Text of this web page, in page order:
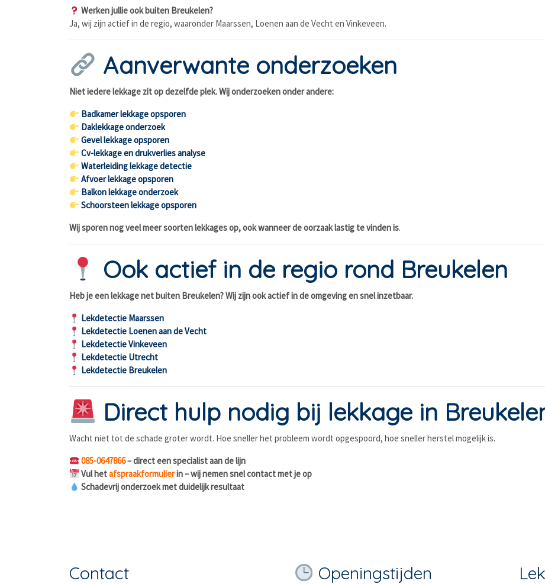
Werken jullie ook buiten Breukelen?
Ja, wij zijn actief in de regio, waaronder Maarssen, Loenen aan de Vecht en Vinkeveen.
Aanverwante onderzoeken
Niet iedere lekkage zit op dezelfde plek. Wij onderzoeken onder andere:
Badkamer lekkage opsporen
Daklekkage onderzoek
Gevel lekkage opsporen
Cv-lekkage en drukverlies analyse
Waterleiding lekkage detectie
Afvoer lekkage opsporen
Balkon lekkage onderzoek
Schoorsteen lekkage opsporen
Wij sporen nog veel meer soorten lekkages op, ook wanneer de oorzaak lastig te vinden is.
Ook actief in de regio rond Breukelen
Heb je een lekkage net buiten Breukelen? Wij zijn ook actief in de omgeving en snel inzetbaar.
Lekdetectie Maarssen
Lekdetectie Loenen aan de Vecht
Lekdetectie Vinkeveen
Lekdetectie Utrecht
Lekdetectie Breukelen
Direct hulp nodig bij lekkage in
Wacht niet tot de schade groter wordt. Hoe sneller het probleem wordt opgespoord, hoe sneller herstel mogelijk is.
085-0647866– direct een specialist aan de lijn
Vul hetafspraakformulierin – wij nemen snel contact met je op
Schadevrij onderzoek met duidelijk resultaat
Contact Openingstijden